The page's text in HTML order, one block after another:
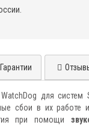
Гарантии
для систем
сбои в их
при помощи